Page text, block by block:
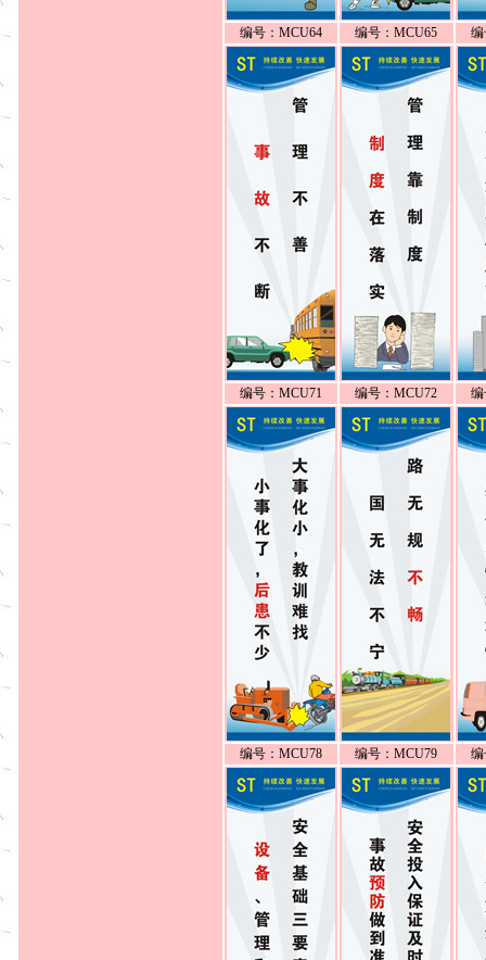
编号：MCU64 编号：MCU65 编
编号：MCU71 编号：MCU72 编
编号：MCU78 编号：MCU79 编